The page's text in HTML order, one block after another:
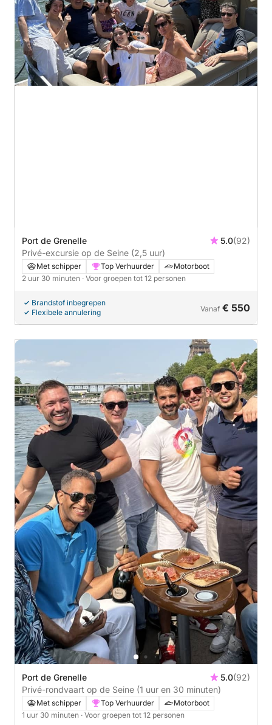
Port de Grenelle 5.0(92)
Privé-excursie op de Seine (2,5 uur)
Met schipper Top Verhuurder
Motorboot
2 uur 30 minuten · Voor groepen tot 12 personen
Brandstof inbegrepen
Flexibele annulering
Vanaf € 550
Port de Grenelle 5.0(92)
Privé-rondvaart op de Seine (1 uur en 30 minuten)
Met schipper Top Verhuurder
Motorboot
1 uur 30 minuten · Voor groepen tot 12 personen